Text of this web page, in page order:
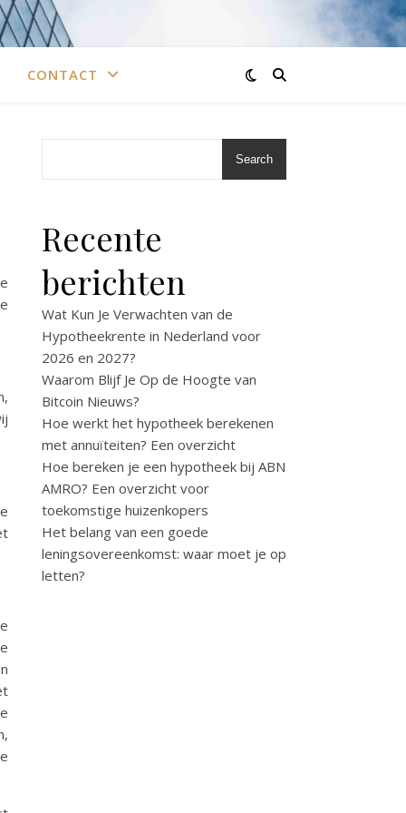
CONTACT
Search
Recente
berichten
Wat Kun Je Verwachten van de
Hypotheekrente in Nederland voor
2026 en 2027?
Waarom Blijf Je Op de Hoogte van
Bitcoin Nieuws?
Hoe werkt het hypotheek berekenen
met annuïteiten? Een overzicht
Hoe bereken je een hypotheek bij ABN
AMRO? Een overzicht voor
toekomstige huizenkopers
Het belang van een goede
leningsovereenkomst: waar moet je op
letten?